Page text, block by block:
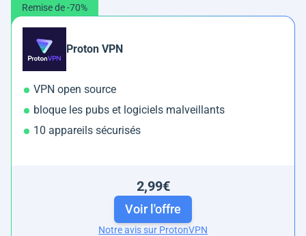
Remise de -70%
Proton VPN
VPN open source
bloque les pubs et logiciels malveillants
10 appareils sécurisés
2,99€
Voir l'offre
Notre avis sur ProtonVPN